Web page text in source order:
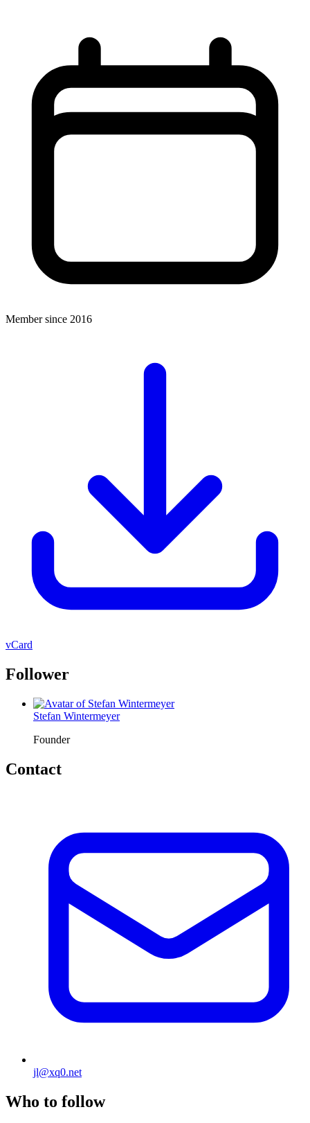
Member since 2016
vCard
Follower
Stefan Wintermeyer
Founder
Contact
jl@xq0.net
Who to follow